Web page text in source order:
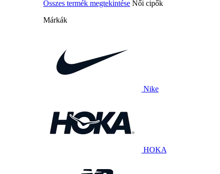
Összes termék megtekintése Női cipők
Márkák
Nike
HOKA